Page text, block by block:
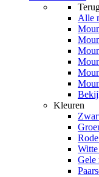
Alle
Kleuren
Gele